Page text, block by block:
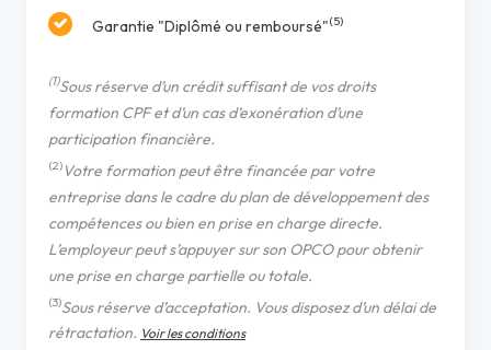
Garantie "Diplômé ou remboursé"(5)
(1)Sous réserve d’un crédit suffisant de vos droits
formation CPF et d’un cas d’exonération d’une
participation financière.
(2) Votre formation peut être financée par votre
entreprise dans le cadre du plan de développement des
compétences ou bien en prise en charge directe.
L’employeur peut s’appuyer sur son OPCO pour obtenir
une prise en charge partielle ou totale.
(3)Sous réserve d’acceptation. Vous disposez d’un délai de
rétractation. Voir les conditions